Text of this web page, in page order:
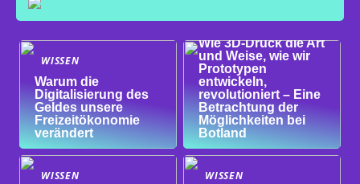
WISSEN
Warum die
Digitalisierung des
Geldes unsere
Freizeitökonomie
verändert
WISSEN
Wie 3D-Druck die Art
und Weise, wie wir
Prototypen
entwickeln,
revolutioniert – Eine
Betrachtung der
Möglichkeiten bei
Botland
WISSEN WISSEN